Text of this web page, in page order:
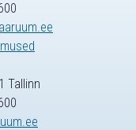
Tallinn